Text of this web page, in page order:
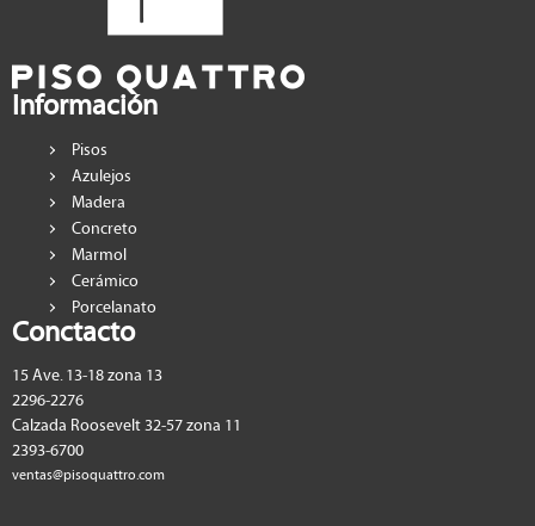
Información
Pisos
Azulejos
Madera
Concreto
Marmol
Cerámico
Porcelanato
Conctacto
15 Ave. 13-18 zona 13
2296-2276
Calzada Roosevelt 32-57 zona 11
2393-6700
ventas@pisoquattro.com